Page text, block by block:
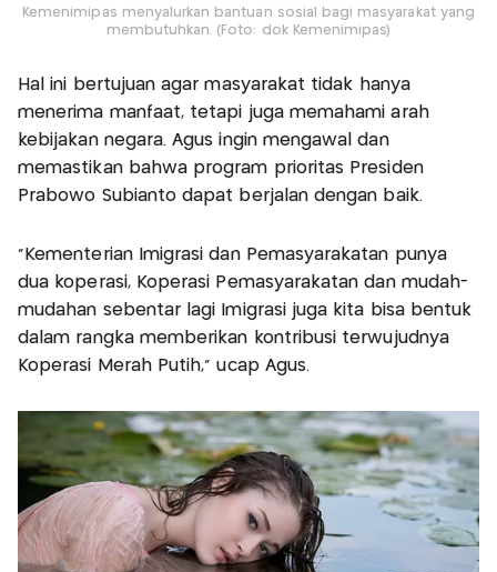
Kemenimipas menyalurkan bantuan sosial bagi masyarakat yang
membutuhkan. (Foto: dok Kemenimipas)
Hal ini bertujuan agar masyarakat tidak hanya
menerima manfaat, tetapi juga memahami arah
kebijakan negara. Agus ingin mengawal dan
memastikan bahwa program prioritas Presiden
Prabowo Subianto dapat berjalan dengan baik.
“Kementerian Imigrasi dan Pemasyarakatan punya
dua koperasi, Koperasi Pemasyarakatan dan mudah-
mudahan sebentar lagi Imigrasi juga kita bisa bentuk
dalam rangka memberikan kontribusi terwujudnya
Koperasi Merah Putih,” ucap Agus.